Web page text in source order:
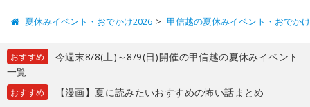
夏休みイベント・おでかけ2026 甲信越の夏休みイベント・おでか
おすすめ
今週末8/8(土)～8/9(日)開催の甲信越の夏休みイベント
一覧
おすすめ 【漫画】夏に読みたいおすすめの怖い話まとめ